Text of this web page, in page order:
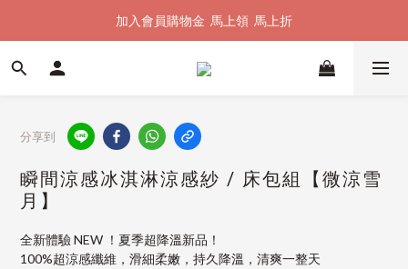
加入會員購物金  馬上領  馬上折
加入會員購物金  馬上領  馬上折
全館單筆滿 $1500 即享全台免運
分享到
瞬間涼感冰淇淋涼感紗 / 床包組【微涼雪
月】
全新體驗 NEW ！夏季超降溫新品！
100%超涼感纖維，滑細柔嫩，持久降溫，清爽一整天